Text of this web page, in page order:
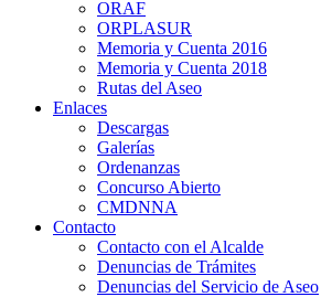
ORAF
ORPLASUR
Memoria y Cuenta 2016
Memoria y Cuenta 2018
Rutas del Aseo
Enlaces
Descargas
Galerías
Ordenanzas
Concurso Abierto
CMDNNA
Contacto
Contacto con el Alcalde
Denuncias de Trámites
Denuncias del Servicio de Aseo